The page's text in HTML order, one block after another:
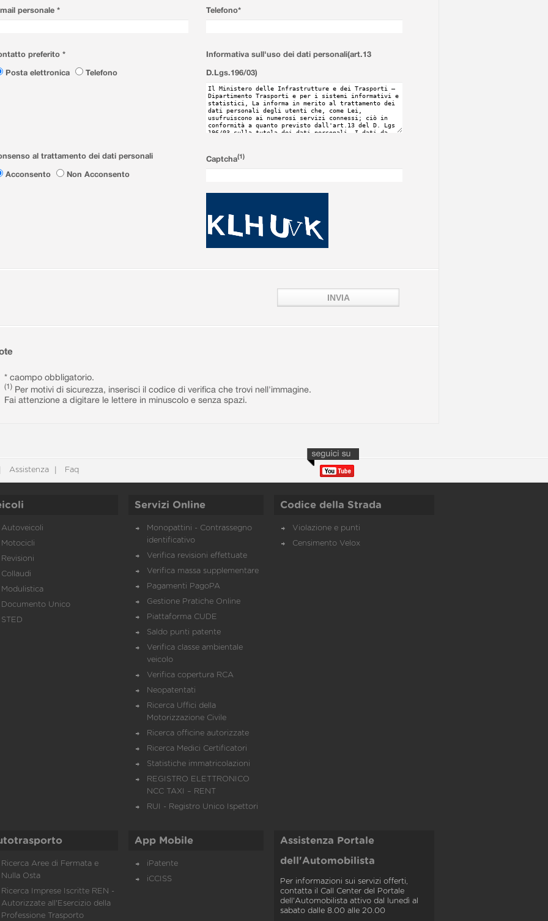
personale * Telefono*
preferito *
Posta elettronica
Telefono
Informativa sull'uso dei dati personali(art.13
D.Lgs.196/03)
al trattamento dei dati personali
Acconsento
Non Acconsento
Captcha(1)
* caompo obbligatorio.
(1) Per motivi di sicurezza, inserisci il codice di verifica che trovi nell'immagine.
Fai attenzione a digitare le lettere in minuscolo e senza spazi.
Assistenza Faq
Autoveicoli
Motocicli
Revisioni
Collaudi
Modulistica
Documento Unico
STED
Servizi Online
Monopattini - Contrassegno
identificativo
Verifica revisioni effettuate
Verifica massa supplementare
Pagamenti PagoPA
Gestione Pratiche Online
Piattaforma CUDE
Saldo punti patente
Verifica classe ambientale
veicolo
Verifica copertura RCA
Neopatentati
Ricerca Uffici della
Motorizzazione Civile
Ricerca officine autorizzate
Ricerca Medici Certificatori
Statistiche immatricolazioni
REGISTRO ELETTRONICO
NCC TAXI – RENT
RUI - Registro Unico Ispettori
Codice della Strada
Violazione e punti
Censimento Velox
Ricerca Aree di Fermata e
Nulla Osta
Ricerca Imprese Iscritte REN -
Autorizzate all'Esercizio della
Professione Trasporto
App Mobile
iPatente
iCCISS
Assistenza Portale
dell'Automobilista
Per informazioni sui servizi offerti,
contatta il Call Center del Portale
dell'Automobilista attivo dal lunedì al
sabato dalle 8.00 alle 20.00